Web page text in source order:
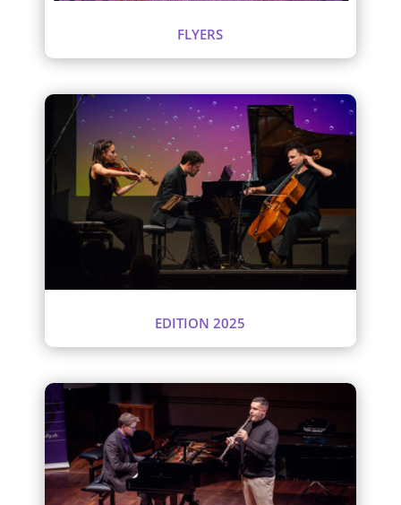
FLYERS
EDITION 2025